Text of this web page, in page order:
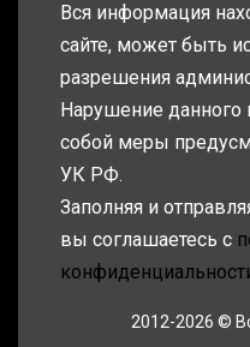
Вся информация
сайте, может быть
разрешения
Нарушение данного
собой меры
УК РФ.
Заполняя и
вы соглашаетесь с
2012-2026 ©